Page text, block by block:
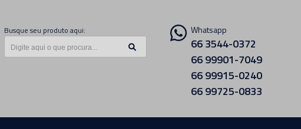
Busque seu produto aqui: Whatsapp
66 3544-0372
66 99901-7049
66 99915-0240
66 99725-0833